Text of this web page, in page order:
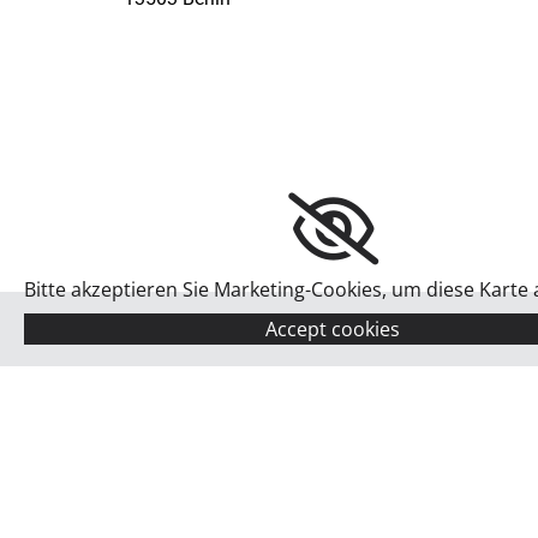
Bitte akzeptieren Sie Marketing-Cookies, um diese Karte
Accept cookies